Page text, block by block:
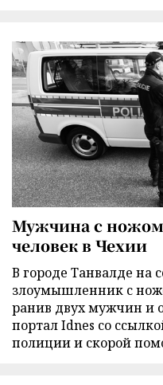
Мужчина с
человек в Чехии
В городе Танвалде на
злоумышленник с
ранив двух мужчин и
портал Idnes со
полиции и скорой